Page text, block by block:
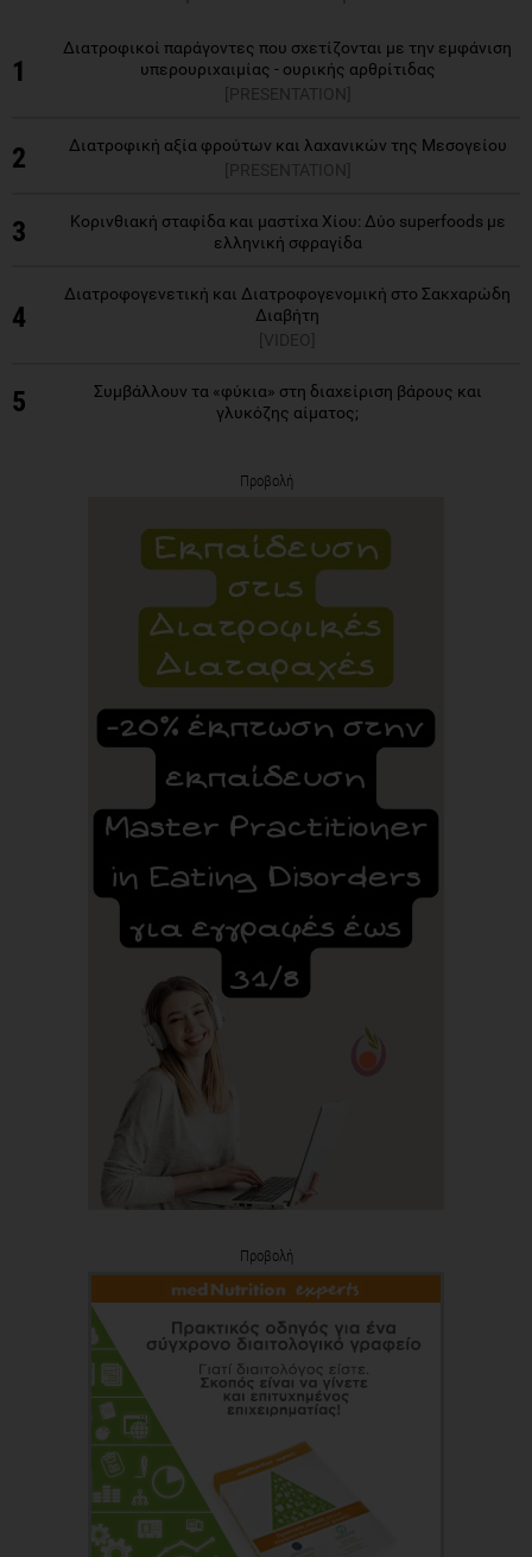
1
Διατροφικοί παράγοντες που σχετίζονται με την εμφάνιση
υπερουριχαιμίας - ουρικής αρθρίτιδας
[PRESENTATION]
2
Διατροφική αξία φρούτων και λαχανικών της Μεσογείου
[PRESENTATION]
3
Κορινθιακή σταφίδα και μαστίχα Χίου: Δύο superfoods με
ελληνική σφραγίδα
4
Διατροφογενετική και Διατροφογενομική στο Σακχαρώδη
Διαβήτη
[VIDEO]
5
Συμβάλλουν τα «φύκια» στη διαχείριση βάρους και
γλυκόζης αίματος;
Προβολή
Προβολή